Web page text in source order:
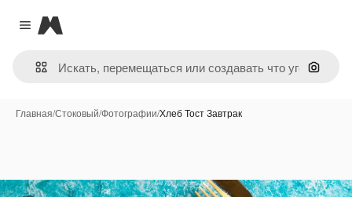
Close menu
Magnific
Поиск
Главная/Стоковый/Фотографии/Хлеб Тост Завтрак